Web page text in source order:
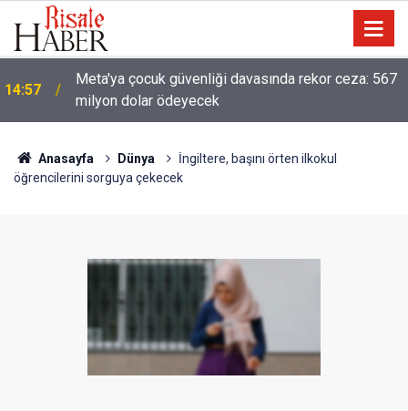
13:40 Çile çekilen yol!
Anasayfa Dünya
İngiltere, başını örten ilkokul
öğrencilerini sorguya çekecek